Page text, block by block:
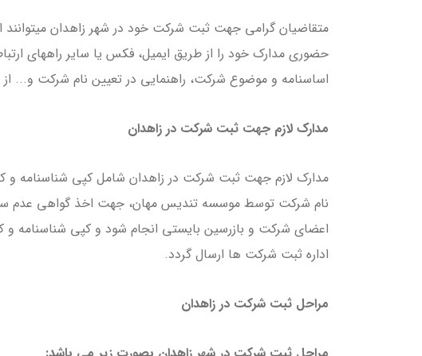
متقاضیان گرامی جهت ثبت شرکت خود در شهر زاهدان
حضوری مدارک خود را از طریق ایمیل، فکس یا سایر راههای
اساسنامه و موضوع شرکت، راهنمایی در تعیین نام شرکت و... از
مدارک لازم جهت ثبت شرکت در زاهدان
مدارک لازم جهت ثبت شرکت در زاهدان شامل کپی شناسنامه و
اعضای شرکت و بازرسین بایستی انجام شود و کپی شناسنامه و
اداره ثبت شرکت ها ارسال گردد.
مراحل ثبت شرکت در زاهدان